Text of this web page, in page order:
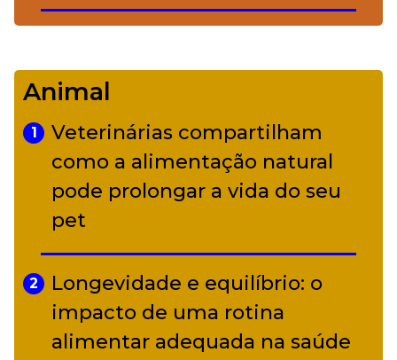
Camerata tem repertório
diverso a partir de R$ 17
Adriana Calcanhotto retoma
alter ego infantil para show em
Curitiba
Animal
1
Veterinárias compartilham
como a alimentação natural
pode prolongar a vida do seu
pet
2
Longevidade e equilíbrio: o
impacto de uma rotina
alimentar adequada na saúde